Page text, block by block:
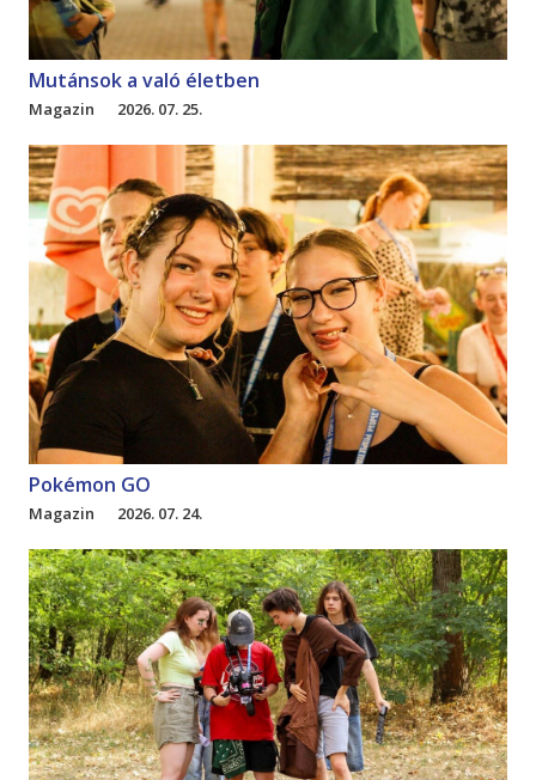
Mutánsok a való életben
Magazin 2026. 07. 25.
Pokémon GO
Magazin 2026. 07. 24.